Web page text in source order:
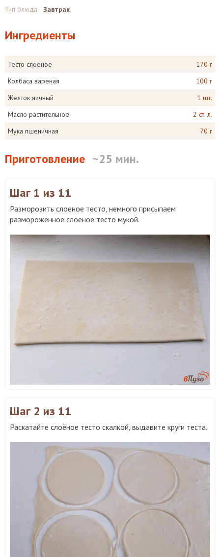
Тип блюда: Завтрак
Ингредиенты
Тесто слоеное
170 г
Колбаса вареная
100 г
Желток яичный
1 шт.
Масло растительное
2 ст. л.
Мука пшеничная
70 г
Приготовление ~25 мин.
Шаг 1 из 11
Разморозить слоеное тесто, немного присыпаем
размороженное слоеное тесто мукой.
Шаг 2 из 11
Раскатайте слоёное тесто скалкой, выдавите круги теста.